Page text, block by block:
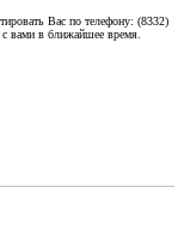
Вас по телефону: (8332)
с вами в ближайшее время.